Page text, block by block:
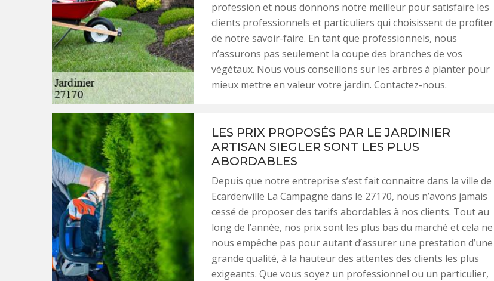
profession et nous donnons notre meilleur pour satisfaire les
clients professionnels et particuliers qui choisissent de profiter
de notre savoir-faire. En tant que professionnels, nous
n’assurons pas seulement la coupe des branches de vos
végétaux. Nous vous conseillons sur les arbres à planter pour
mieux mettre en valeur votre jardin. Contactez-nous.
LES PRIX PROPOSÉS PAR LE JARDINIER
ARTISAN SIEGLER SONT LES PLUS
ABORDABLES
Depuis que notre entreprise s’est fait connaitre dans la ville de
Ecardenville La Campagne dans le 27170, nous n’avons jamais
cessé de proposer des tarifs abordables à nos clients. Tout au
long de l’année, nos prix sont les plus bas du marché et cela ne
nous empêche pas pour autant d’assurer une prestation d’une
grande qualité, à la hauteur des attentes des clients les plus
exigeants. Que vous soyez un professionnel ou un particulier,